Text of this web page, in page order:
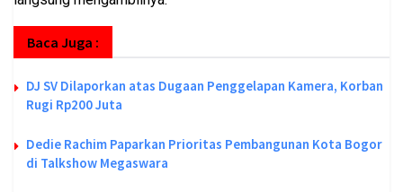
Baca Juga :
DJ SV Dilaporkan atas Dugaan Penggelapan Kamera, Korban
Rugi Rp200 Juta
Dedie Rachim Paparkan Prioritas Pembangunan Kota Bogor
di Talkshow Megaswara